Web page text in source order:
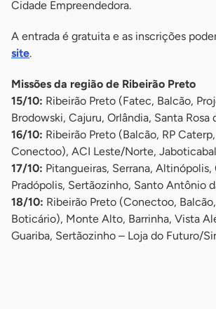
Cidade Empreendedora.
A entrada é gratuita e as inscrições
site.
Missões da região de Ribeirão Preto
15/10: Ribeirão Preto (Fatec, Balcão,
Brodowski, Cajuru, Orlândia, Santa Rosa
16/10: Ribeirão Preto (Balcão, RP
Conectoo), ACI Leste/Norte,
17/10: Pitangueiras, Serrana, Altinópolis,
Pradópolis, Sertãozinho, Santo Antônio
18/10: Ribeirão Preto (Conectoo,
Boticário), Monte Alto, Barrinha, Vista
Guariba, Sertãozinho – Loja do Futuro/